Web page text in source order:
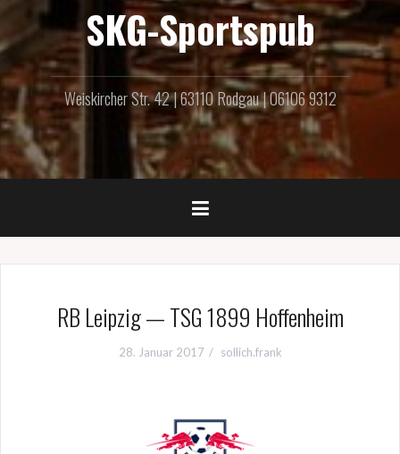
SKG-Sportspub
Weiskircher Str. 42 | 63110 Rodgau | 06106 9312
RB Leipzig — TSG 1899 Hoffenheim
28. Januar 2017 sollich.frank